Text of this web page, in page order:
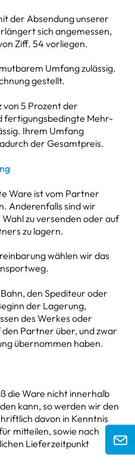
der Absendung unserer
sich angemessen,
Ziff. 54 vorliegen.
Umfang zulässig.
gestellt.
von 5 Prozent der
fertigungsbedingte Mehr-
Ihrem Umfang
der Gesamtpreis.
Ware ist vom Partner
Anderenfalls sind wir
zu versenden oder auf
zu lagern.
wählen wir das
den Spediteur oder
der Lagerung,
des Werkes oder
Partner über, und zwar
übernommen haben.
die Ware nicht innerhalb
kann, so werden wir den
davon in Kenntnis
mitteilen, sowie nach
Lieferzeitpunkt